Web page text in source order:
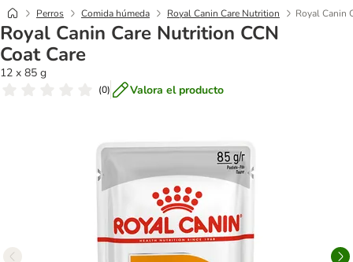
Perros Comida húmeda Royal Canin Care Nutrition Royal Canin
Royal Canin Care Nutrition CCN
Coat Care
12 x 85 g
(0) Valora el producto